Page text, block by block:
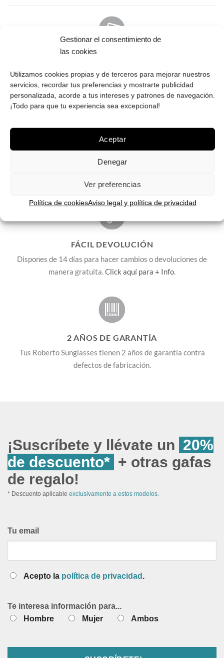
Gestionar el consentimiento de
las cookies
Utilizamos cookies propias y de terceros para mejorar nuestros
servicios, recordar tus preferencias y mostrarte publicidad
personalizada, acorde a tus intereses y patrones de navegación.
¡Todo para que tu experiencia sea excepcional!
Aceptar
Denegar
Ver preferencias
Política de cookiesAviso legal y política de privacidad
PAGO SEGURO
Tú eliges cómo pagar tus Roberto: Tarjeta, Pay Pal o contra
reembolso.
ENVÍOS GRATIS
Consulta aquítoda la info relativa a envíos.
FÁCIL DEVOLUCIÓN
Dispones de 14 días para hacer cambios o devoluciones de
manera gratuita.Click aquí para + Info.
2 AÑOS DE GARANTÍA
Tus Roberto Sunglasses tienen 2 años de garantía contra
defectos de fabricación.
¡Suscríbete y llévate un 20%
de descuento* + otras gafas
de regalo!
* Descuento aplicable exclusivamente a estos modelos.
Tu email
Acepto la política de privacidad .
Te interesa información para...
Hombre
Mujer Ambos